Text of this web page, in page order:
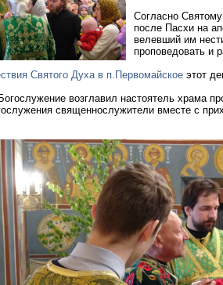
Согласно
после Пасхи на
велевший им
проповедовать и
Святого Духа в п.Первомайскоеэтот
возглавил настоятель храма
священнослужители вместе с